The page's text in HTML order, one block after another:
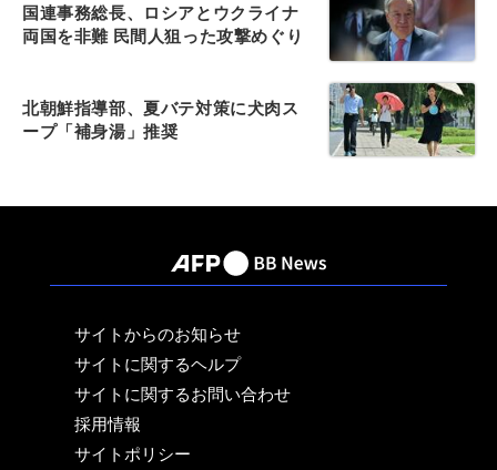
国連事務総長、ロシアとウクライナ
両国を非難 民間人狙った攻撃めぐり
北朝鮮指導部、夏バテ対策に犬肉ス
ープ「補身湯」推奨
サイトからのお知らせ
サイトに関するヘルプ
サイトに関するお問い合わせ
採用情報
サイトポリシー